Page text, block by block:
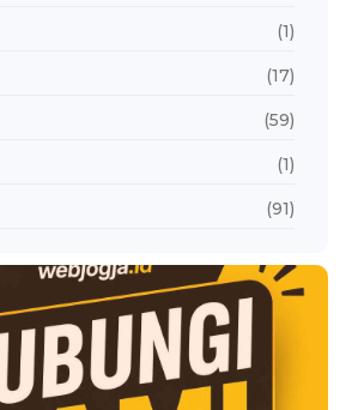
(1)
(17)
(59)
(1)
(91)